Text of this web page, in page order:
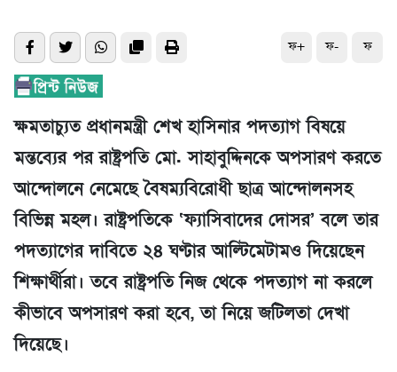
ফ+ ফ- ফ
ক্ষমতাচ্যুত প্রধানমন্ত্রী শেখ হাসিনার পদত্যাগ বিষয়ে
মন্তব্যের পর রাষ্ট্রপতি মো. সাহাবুদ্দিনকে অপসারণ করতে
আন্দোলনে নেমেছে বৈষম্যবিরোধী ছাত্র আন্দোলনসহ
বিভিন্ন মহল। রাষ্ট্রপতিকে ‘ফ্যাসিবাদের দোসর’ বলে তার
পদত্যাগের দাবিতে ২৪ ঘণ্টার আল্টিমেটামও দিয়েছেন
শিক্ষার্থীরা। তবে রাষ্ট্রপতি নিজ থেকে পদত্যাগ না করলে
কীভাবে অপসারণ করা হবে, তা নিয়ে জটিলতা দেখা
দিয়েছে।